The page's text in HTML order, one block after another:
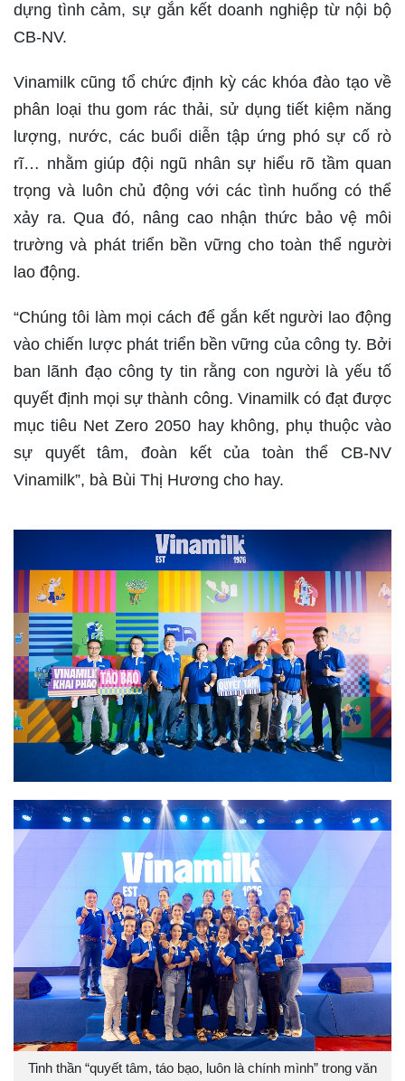
dựng tình cảm, sự gắn kết doanh nghiệp từ nội bộ
CB-NV.
Vinamilk cũng tổ chức định kỳ các khóa đào tạo về
phân loại thu gom rác thải, sử dụng tiết kiệm năng
lượng, nước, các buổi diễn tập ứng phó sự cố rò
rĩ… nhằm giúp đội ngũ nhân sự hiểu rõ tầm quan
trọng và luôn chủ động với các tình huống có thể
xảy ra. Qua đó, nâng cao nhận thức bảo vệ môi
trường và phát triển bền vững cho toàn thể người
lao động.
“Chúng tôi làm mọi cách để gắn kết người lao động
vào chiến lược phát triển bền vững của công ty. Bởi
ban lãnh đạo công ty tin rằng con người là yếu tố
quyết định mọi sự thành công. Vinamilk có đạt được
mục tiêu Net Zero 2050 hay không, phụ thuộc vào
sự quyết tâm, đoàn kết của toàn thể CB-NV
Vinamilk”, bà Bùi Thị Hương cho hay.
Tinh thần “quyết tâm, táo bạo, luôn là chính mình” trong văn